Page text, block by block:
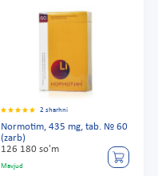
2 sharhni
Normotim, 435 mg, tab. № 60
(zarb)
126 180 so'm
Mavjud